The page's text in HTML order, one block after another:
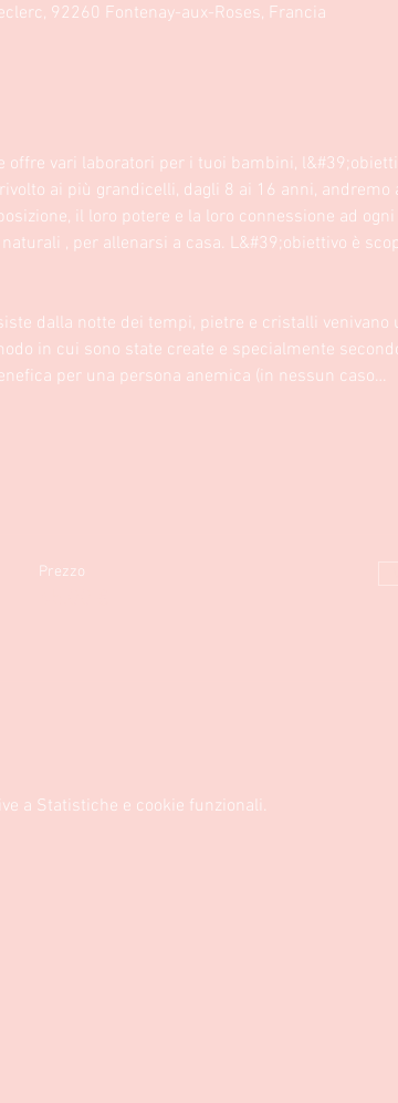
92260 Fontenay-aux-Roses, Francia
offre vari laboratori per i tuoi bambini,
ai più grandicelli, dagli 8 ai 16 anni, andremo
il loro potere e la loro connessione ad ogni
, per allenarsi a casa. L&#39;obiettivo è
dalla notte dei tempi, pietre e cristalli venivano
in cui sono state create e specialmente
per una persona anemica (in nessun caso…
Prezzo
a Statistiche e cookie funzionali.